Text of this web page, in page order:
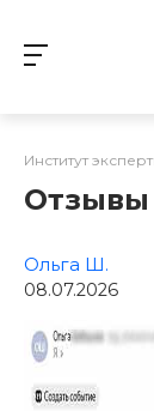
Институт
Отзывы
Ольга Ш.
08.07.2026